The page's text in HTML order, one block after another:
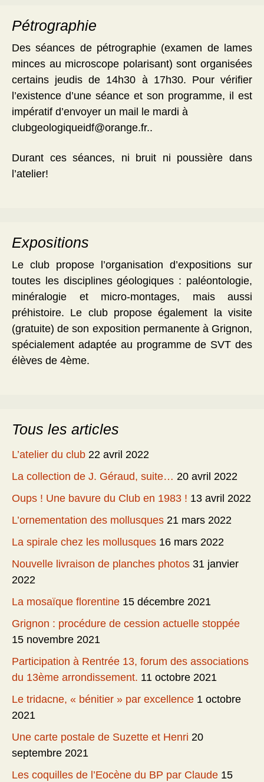
Pétrographie
Des séances de pétrographie (examen de lames
minces au microscope polarisant) sont organisées
certains jeudis de 14h30 à 17h30. Pour vérifier
l’existence d’une séance et son programme, il est
impératif d’envoyer un mail le mardi à
clubgeologiqueidf@orange.fr..
Durant ces séances, ni bruit ni poussière dans
l’atelier!
Expositions
Le club propose l’organisation d’expositions sur
toutes les disciplines géologiques : paléontologie,
minéralogie et micro-montages, mais aussi
préhistoire. Le club propose également la visite
(gratuite) de son exposition permanente à Grignon,
spécialement adaptée au programme de SVT des
élèves de 4ème.
Tous les articles
L’atelier du club 22 avril 2022
La collection de J. Géraud, suite… 20 avril 2022
Oups ! Une bavure du Club en 1983 ! 13 avril 2022
L’ornementation des mollusques 21 mars 2022
La spirale chez les mollusques 16 mars 2022
Nouvelle livraison de planches photos 31 janvier
2022
La mosaïque florentine 15 décembre 2021
Grignon : procédure de cession actuelle stoppée
15 novembre 2021
Participation à Rentrée 13, forum des associations
du 13ème arrondissement. 11 octobre 2021
Le tridacne, « bénitier » par excellence 1 octobre
2021
Une carte postale de Suzette et Henri 20
septembre 2021
Les coquilles de l’Eocène du BP par Claude 15